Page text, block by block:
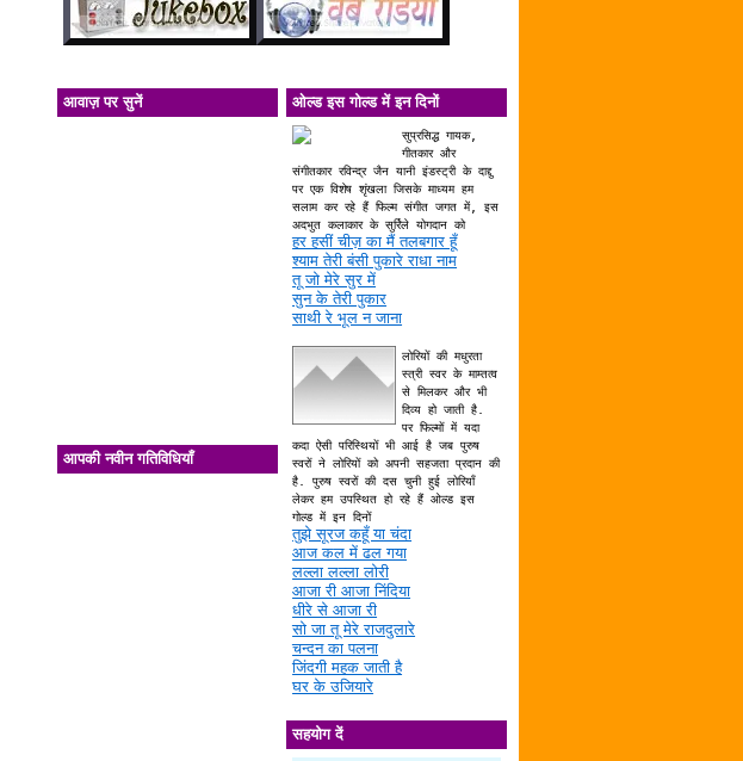
आवाज़ पर सुनें
आपकी नवीन गतिविधियाँ
ओल्ड इस गोल्ड में इन दिनों
सुप्रसिद्ध गायक,
गीतकार और
संगीतकार रविन्द्र जैन यानी इंडस्ट्री के दाद्दु
पर एक विशेष शृंखला जिसके माध्यम हम
सलाम कर रहे हैं फिल्म संगीत जगत में, इस
अदभुत कलाकार के सुर्रिले योगदान को
हर हसीं चीज़ का मैं तलबगार हूँ
श्याम तेरी बंसी पुकारे राधा नाम
तू जो मेरे सुर में
सुन के तेरी पुकार
साथी रे भूल न जाना
लोरियों की मधुरता
स्त्री स्वर के माम्तत्व
से मिलकर और भी
दिव्य हो जाती है.
पर फिल्मों में यदा
कदा ऐसी परिस्थियों भी आई है जब पुरुष
स्वरों ने लोरियों को अपनी सहजता प्रदान की
है. पुरुष स्वरों की दस चुनी हुई लोरियाँ
लेकर हम उपस्थित हो रहे हैं ओल्ड इस
गोल्ड में इन दिनों
तुझे सूरज कहूँ या चंदा
आज कल में ढल गया
लल्ला लल्ला लोरी
आजा री आजा निंदिया
धीरे से आजा री
सो जा तू मेरे राजदुलारे
चन्दन का पलना
जिंदगी महक जाती है
घर के उजियारे
सहयोग दें